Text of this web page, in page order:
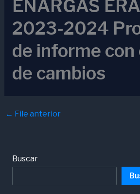
ENARGAS
2023-2024
de informe con
de cambios
← File anterior
Buscar